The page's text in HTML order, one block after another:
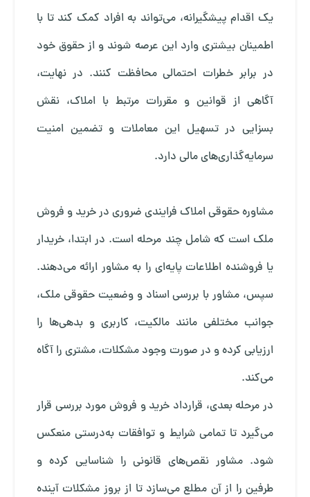
یک اقدام پیشگیرانه، می‌تواند به افراد کمک کند تا با
اطمینان بیشتری وارد این عرصه شوند و از حقوق خود
در برابر خطرات احتمالی محافظت کنند. در نهایت،
آگاهی از قوانین و مقررات مرتبط با املاک، نقش
بسزایی در تسهیل این معاملات و تضمین امنیت
سرمایه‌گذاری‌های مالی دارد.
مشاوره حقوقی املاک فرایندی ضروری در خرید و فروش
ملک است که شامل چند مرحله است. در ابتدا، خریدار
یا فروشنده اطلاعات پایه‌ای را به مشاور ارائه می‌دهند.
سپس، مشاور با بررسی اسناد و وضعیت حقوقی ملک،
جوانب مختلفی مانند مالکیت، کاربری و بدهی‌ها را
ارزیابی کرده و در صورت وجود مشکلات، مشتری را آگاه
می‌کند.
در مرحله بعدی، قرارداد خرید و فروش مورد بررسی قرار
می‌گیرد تا تمامی شرایط و توافقات به‌درستی منعکس
شود. مشاور نقص‌های قانونی را شناسایی کرده و
طرفین را از آن مطلع می‌سازد تا از بروز مشکلات آینده